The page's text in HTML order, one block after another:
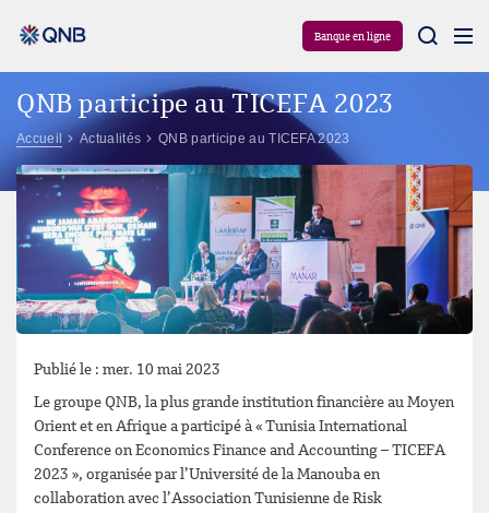
Banque en ligne
QNB participe au TICEFA 2023
Accueil Actualités QNB participe au TICEFA 2023
Publié le : mer. 10 mai 2023
Le groupe QNB, la plus grande institution financière au Moyen
Orient et en Afrique a participé à « Tunisia International
Conference on Economics Finance and Accounting – TICEFA
2023 », organisée par l’Université de la Manouba en
collaboration avec l’Association Tunisienne de Risk